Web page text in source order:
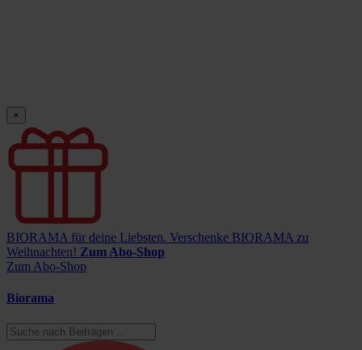
×
BIORAMA für deine Liebsten. Verschenke BIORAMA zu
Weihnachten! Zum Abo-Shop
Zum Abo-Shop
Biorama